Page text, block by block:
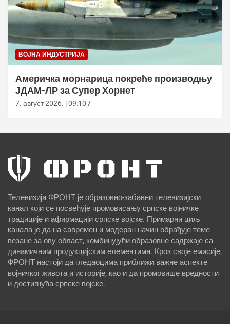
ВОЈНА ИНДУСТРИЈА
Америчка морнарица покреће производњу
ЈДАМ-ЛР за Супер Хорнет
7. август 2026. | 09:10
Телевизија ФРОНТ је образовно-забавни телевизијски
канал који се посвећује промовисању српске војничке
традиције и афирмацији српске војске. Примарни циљ
канала је да на савремен и модеран начин обрађује теме
везане за ову област, комбинујући образовне садржаје са
динамичним продукцијским елементима. Кроз своје емисије,
ФРОНТ настоји да гледаоцима приближи важне аспекте
војничког живота и историје, као и да промовише вредности
и достигнућа српске војске.